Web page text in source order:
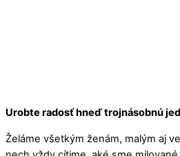
Urobte radosť hneď trojnásobnú
Želáme všetkým ženám, malým aj